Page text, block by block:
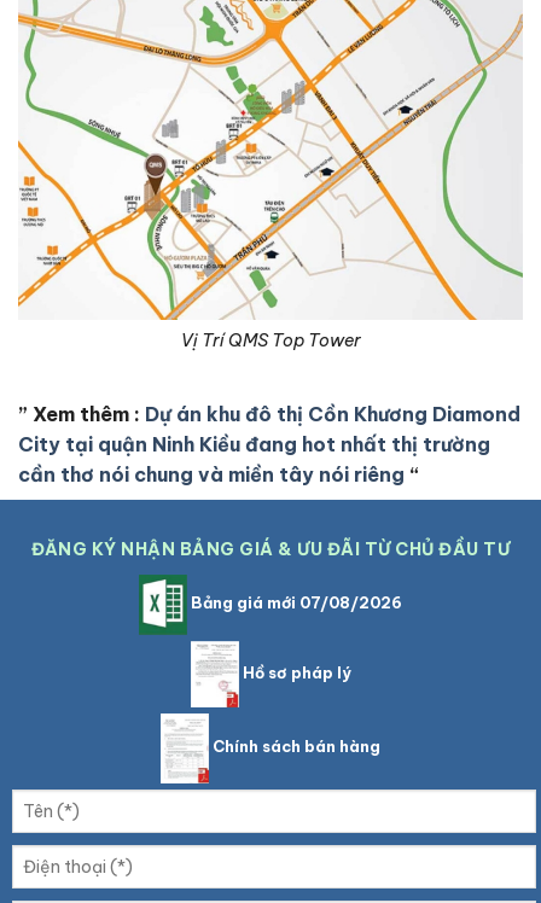
Vị Trí QMS Top Tower
” Xem thêm : Dự án khu đô thị Cồn Khương Diamond
City tại quận Ninh Kiều đang hot nhất thị trường
cần thơ nói chung và miền tây nói riêng “
ĐĂNG KÝ NHẬN BẢNG GIÁ & ƯU ĐÃI TỪ CHỦ ĐẦU TƯ
Bảng giá mới 07/08/2026
Hồ sơ pháp lý
Chính sách bán hàng